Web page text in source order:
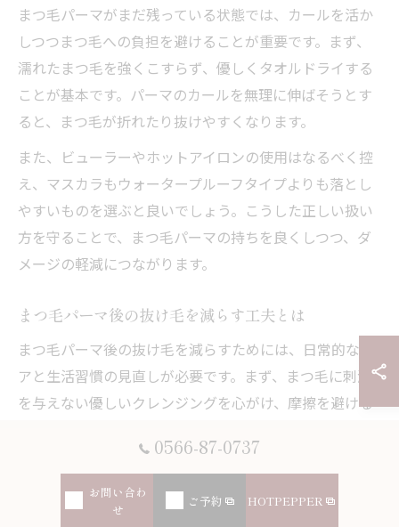
まつ毛パーマがまだ残っている状態では、カールを活か
しつつまつ毛への負担を避けることが重要です。まず、
濡れたまつ毛を強くこすらず、優しくタオルドライする
ことが基本です。パーマのカールを無理に伸ばそうとす
ると、まつ毛が折れたり抜けやすくなります。
また、ビューラーやホットアイロンの使用はなるべく控
え、マスカラもウォータープルーフタイプよりも落とし
やすいものを選ぶと良いでしょう。こうした正しい扱い
方を守ることで、まつ毛パーマの持ちを良くしつつ、ダ
メージの軽減につながります。
まつ毛パーマ後の抜け毛を減らす工夫とは
まつ毛パーマ後の抜け毛を減らすためには、日常的なケ
アと生活習慣の見直しが必要です。まず、まつ毛に刺激
を与えない優しいクレンジングを心がけ、摩擦を避ける
養補給を行うことも効果的です。
さらに、十分な睡眠とバランスの良い食事で体内からの
ケアも忘れてはいけません。これにより、まつ毛の成長
0566-87-0737
お問い合わ
せ
ご予約 HOTPEPPER